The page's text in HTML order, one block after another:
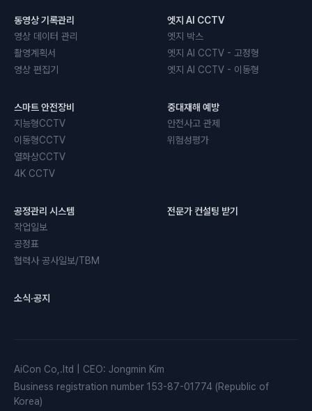
동영상 기록관리
영상 데이터 관리
촬영계획서
영상 편집기
엣지 AI CCTV
엣지 박스
엣지 AI CCTV - 고정형
엣지 AI CCTV - 이동형
스마트 안전장비
지능형CCTV
이동형CCTV
열화상CCTV
4K CCTV
중대재해 예방
안전사고 관제
위험성평가
공정관리 시스템
작업일보
공정표
협력사 공사일보/TBM
전문가 컨설팅 받기
소식·공지
AiCon Co,.ltd CEO: Jongmin Kim
Business registration number 153-87-01774 (Republic of
Korea)